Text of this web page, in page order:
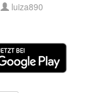
luiza890